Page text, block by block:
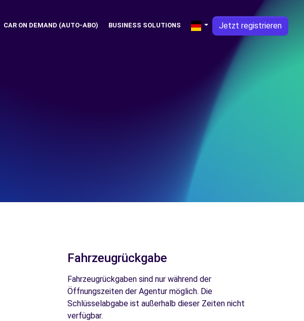
CAR ON DEMAND (AUTO-ABO) BUSINESS SOLUTIONS Jetzt registrieren
Fahrzeugrückgabe
Fahrzeugrückgaben sind nur während der
Öffnungszeiten der Agentur möglich. Die
Schlüsselabgabe ist außerhalb dieser Zeiten nicht
verfügbar.